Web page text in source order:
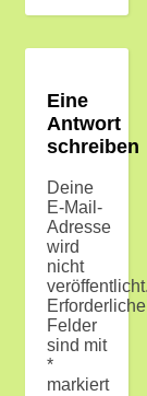
Eine
Antwort
schreiben
Deine
E-Mail-
Adresse
wird
nicht
veröffentlicht.
Erforderliche
Felder
sind mit
*
markiert